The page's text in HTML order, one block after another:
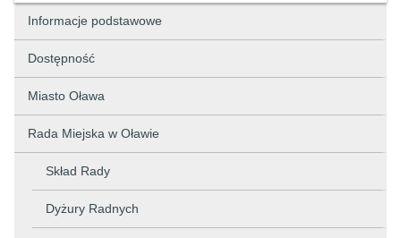
Informacje podstawowe
Dostępność
Miasto Oława
Rada Miejska w Oławie
Skład Rady
Dyżury Radnych